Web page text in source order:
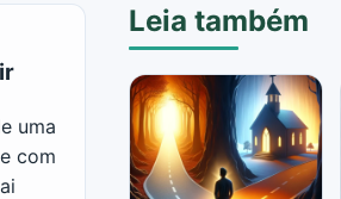
uma
com
Leia também